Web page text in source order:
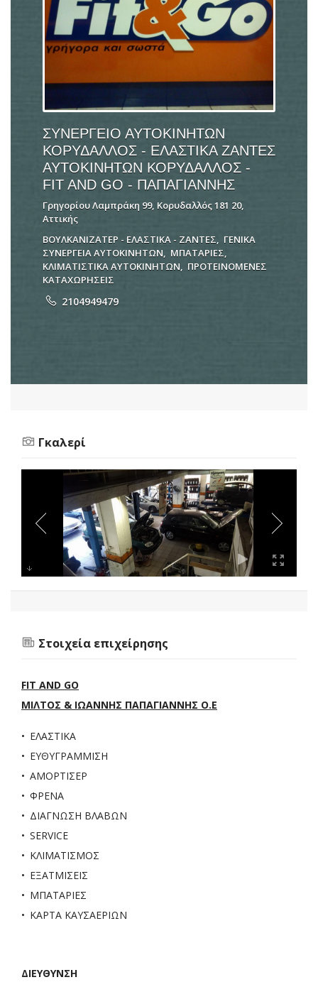
ΣΥΝΕΡΓΕΙΟ ΑΥΤΟΚΙΝΗΤΩΝ
ΚΟΡΥΔΑΛΛΟΣ - ΕΛΑΣΤΙΚΑ ΖΑΝΤΕΣ
ΑΥΤΟΚΙΝΗΤΩΝ ΚΟΡΥΔΑΛΛΟΣ -
FIT AND GO - ΠΑΠΑΓΙΑΝΝΗΣ
Γρηγορίου Λαμπράκη 99, Κορυδαλλός 181 20,
Αττικής
ΒΟΥΛΚΑΝΙΖΑΤΕΡ - ΕΛΑΣΤΙΚΑ - ΖΑΝΤΕΣ, ΓΕΝΙΚΑ
ΣΥΝΕΡΓΕΙΑ ΑΥΤΟΚΙΝΗΤΩΝ, ΜΠΑΤΑΡΙΕΣ,
ΚΛΙΜΑΤΙΣΤΙΚΑ ΑΥΤΟΚΙΝΗΤΩΝ, ΠΡΟΤΕΙΝΟΜΕΝΕΣ
ΚΑΤΑΧΩΡΗΣΕΙΣ
2104949479
Γκαλερί
Στοιχεία επιχείρησης
FIT AND GO
ΜΙΛΤΟΣ & ΙΩΑΝΝΗΣ ΠΑΠΑΓΙΑΝΝΗΣ Ο.Ε
ΕΛΑΣΤΙΚΑ
ΕΥΘΥΓΡΑΜΜΙΣΗ
ΑΜΟΡΤΙΣΕΡ
ΦΡΕΝΑ
ΔΙΑΓΝΩΣΗ ΒΛΑΒΩΝ
SERVICE
ΚΛΙΜΑΤΙΣΜΟΣ
ΕΞΑΤΜΙΣΕΙΣ
ΜΠΑΤΑΡΙΕΣ
ΚΑΡΤΑ ΚΑΥΣΑΕΡΙΩΝ
ΔΙΕΥΘΥΝΣΗ